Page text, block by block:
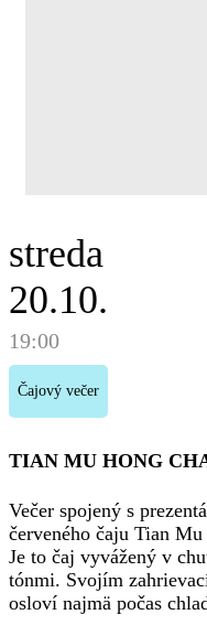
streda
20.10.
19:00
Čajový večer
TIAN MU HONG
Večer spojený s
červeného čaju Tian
Je to čaj vyvážený v
tónmi. Svojím
osloví najmä počas